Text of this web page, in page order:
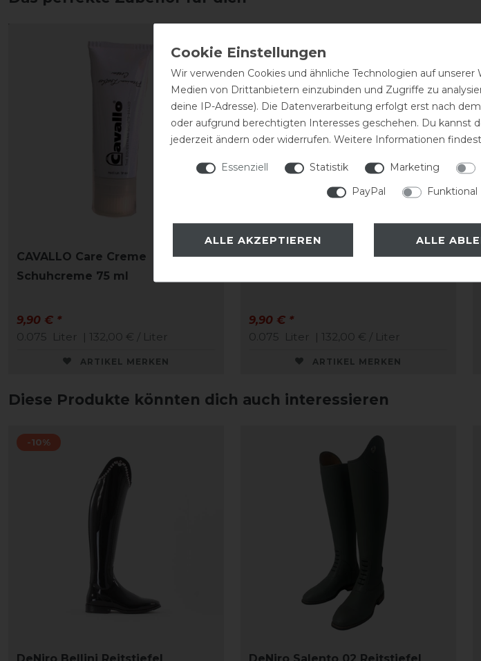
CAVALLO Care Creme
Schuhcreme 75 ml
9,90 € *
0.075 Liter | 132,00 € / Liter
ARTIKEL MERKEN
CAVALLO Care Creme
9,90 € *
0.075 Liter | 132,00 € / Liter
ARTIKEL MERKEN
Diese Produkte könnten dich auch interessieren
-10%
DeNiro Bellini Reitstiefel
DeNiro Salento 02 Reitstiefel
Wir verwenden Cookies und ähnliche Technologien auf
Medien von Drittanbietern einzubinden und Zugriffe zu
deine IP-Adresse). Die Datenverarbeitung erfolgt erst nach
oder aufgrund berechtigten Interesses geschehen. Du kannst
jederzeit ändern oder widerrufen. Weitere Informationen
Essenziell Statistik Marketing
PayPal
Funktional
ALLE AKZEPTIEREN ALLE